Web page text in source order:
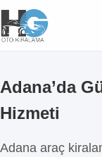
Adana’da
Hizmeti
Adana araç